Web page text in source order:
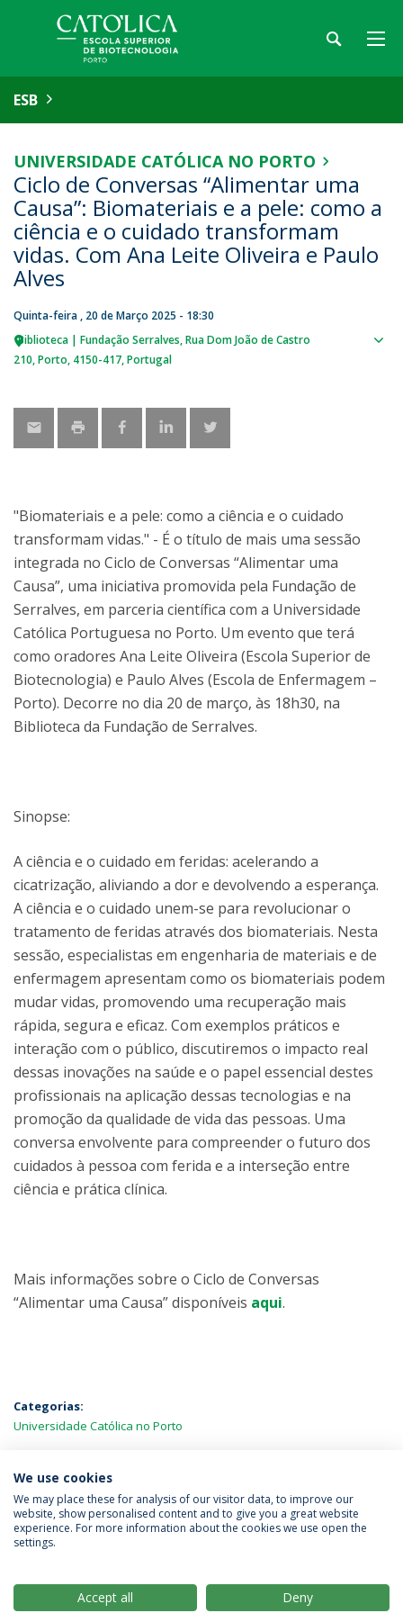
ESB
UNIVERSIDADE CATÓLICA NO PORTO
Ciclo de Conversas “Alimentar uma
Causa”: Biomateriais e a pele: como a
ciência e o cuidado transformam
vidas. Com Ana Leite Oliveira e Paulo
Alves
Quinta-feira , 20 de Março 2025 - 18:30
Biblioteca | Fundação Serralves Rua Dom João de Castro
210 Porto 4150-417 Portugal
"Biomateriais e a pele: como a ciência e o cuidado
transformam vidas." - É o título de mais uma sessão
integrada no Ciclo de Conversas “Alimentar uma
Causa”, uma iniciativa promovida pela Fundação de
Serralves, em parceria científica com a Universidade
Católica Portuguesa no Porto. Um evento que terá
como oradores Ana Leite Oliveira (Escola Superior de
Biotecnologia) e Paulo Alves (Escola de Enfermagem –
Porto). Decorre no dia 20 de março, às 18h30, na
Biblioteca da Fundação de Serralves.
Sinopse:
A ciência e o cuidado em feridas: acelerando a
cicatrização, aliviando a dor e devolvendo a esperança.
A ciência e o cuidado unem-se para revolucionar o
tratamento de feridas através dos biomateriais. Nesta
sessão, especialistas em engenharia de materiais e de
enfermagem apresentam como os biomateriais podem
mudar vidas, promovendo uma recuperação mais
rápida, segura e eficaz. Com exemplos práticos e
interação com o público, discutiremos o impacto real
dessas inovações na saúde e o papel essencial destes
profissionais na aplicação dessas tecnologias e na
promoção da qualidade de vida das pessoas. Uma
conversa envolvente para compreender o futuro dos
cuidados à pessoa com ferida e a interseção entre
ciência e prática clínica.
Mais informações sobre o Ciclo de Conversas
“Alimentar uma Causa” disponíveis aqui.
Categorias:
Universidade Católica no Porto
MAIS NOTÍCIAS
Política de Privacidade
Termos & Condições
We use cookies
We may place these for analysis of our visitor data, to improve our
website, show personalised content and to give you a great website
experience. For more information about the cookies we use open the
settings.
Accept all Deny